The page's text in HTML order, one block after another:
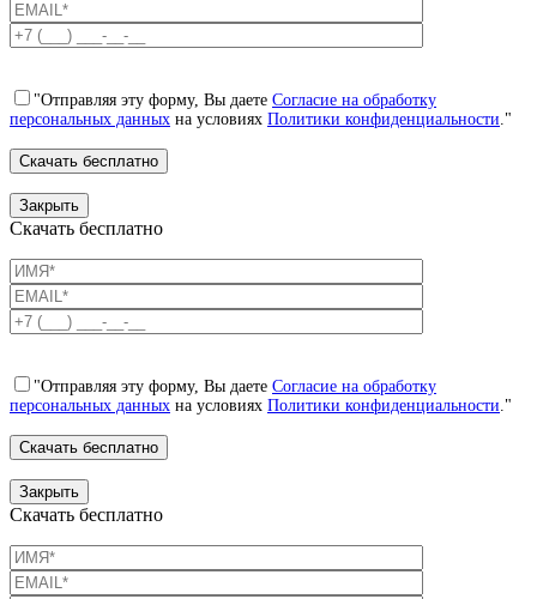
"Отправляя эту форму, Вы даете Согласие на обработку
персональных данных на условиях Политики конфиденциальности."
Закрыть
Скачать бесплатно
"Отправляя эту форму, Вы даете Согласие на обработку
персональных данных на условиях Политики конфиденциальности."
Закрыть
Скачать бесплатно